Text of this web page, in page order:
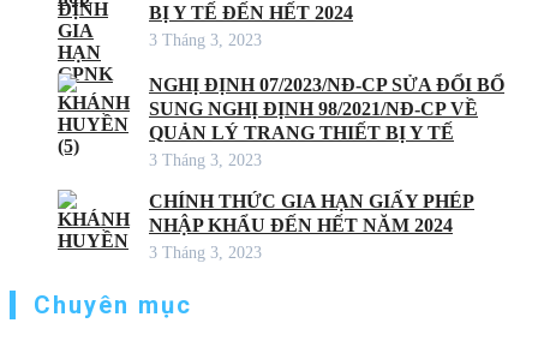
BỊ Y TẾ ĐẾN HẾT 2024
3 Tháng 3, 2023
NGHỊ ĐỊNH 07/2023/NĐ-CP SỬA ĐỔI BỔ
SUNG NGHỊ ĐỊNH 98/2021/NĐ-CP VỀ
QUẢN LÝ TRANG THIẾT BỊ Y TẾ
3 Tháng 3, 2023
CHÍNH THỨC GIA HẠN GIẤY PHÉP
NHẬP KHẨU ĐẾN HẾT NĂM 2024
3 Tháng 3, 2023
Chuyên mục